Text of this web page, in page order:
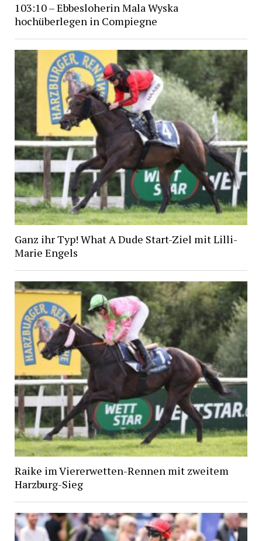
103:10 – Ebbesloherin Mala Wyska
hochüberlegen in Compiegne
Ganz ihr Typ! What A Dude Start-Ziel mit Lilli-
Marie Engels
Raike im Viererwetten-Rennen mit zweitem
Harzburg-Sieg